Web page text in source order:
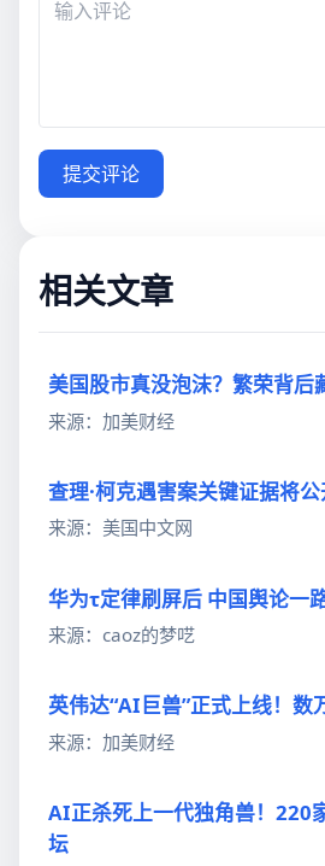
提交评论
相关文章
美国股市真没泡沫？繁荣背后
来源：加美财经
查理·柯克遇害案关键证据将
来源：美国中文网
华为τ定律刷屏后 中国舆论一
来源：caoz的梦呓
英伟达“AI巨兽”正式上线！数
来源：加美财经
AI正杀死上一代独角兽！220
坛